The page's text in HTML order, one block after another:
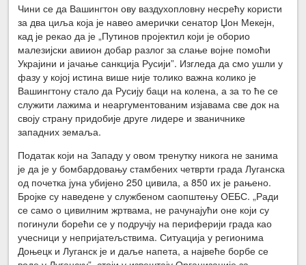
Чини се да Вашингтон ову ваздухопловну несрећу користи
за два циља која је навео амерички сенатор Џон Мекејн,
кад је рекао да је „Путинов пројектил који је оборио
малезијски авиион добар разлог за слање војне помоћи
Украјини и јачање санкција Русији”. Изгледа да смо ушли у
фазу у којој истина више није толико важна колико је
Вашингтону стало да Русију баци на колена, а за то ће се
служити лажима и неаргументованим изјавама све док на
своју страну придобије друге лидере и званичнике
западних земаља.
Податак који на Западу у овом тренутку никога не занима
је да је у бомбардовању стамбених четврти града Луганска
од почетка јуна убијено 250 цивила, а 850 их је рањено.
Бројке су наведене у службеном саопштењу ОЕБС. „Ради
се само о цивилним жртвама, не рачунајући оне који су
погинули борећи се у подручју на периферији града као
учесници у непријатељствима. Ситуација у регионима
Доњецк и Луганск је и даље напета, а највеће борбе се